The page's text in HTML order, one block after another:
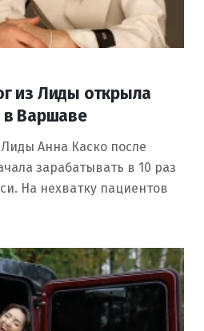
из Лиды открыла
в Варшаве
Анна Каско после
зарабатывать в 10 раз
На нехватку пациентов